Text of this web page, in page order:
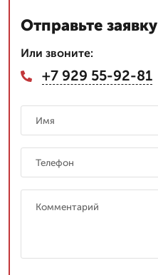
Отправьте заявку
Или звоните:
+7 929 55-92-81